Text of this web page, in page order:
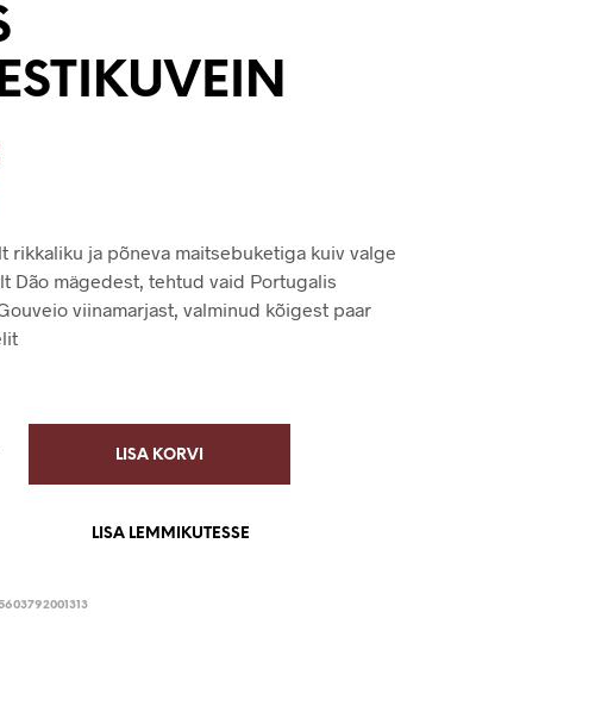
rikkaliku ja põneva maitsebuketiga kuiv valge
Dão mägedest, tehtud vaid Portugalis
viinamarjast, valminud kõigest paar
LISA KORVI
LISA LEMMIKUTESSE